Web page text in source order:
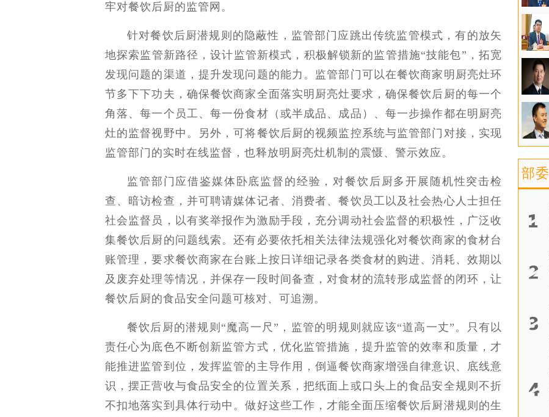
牢对餐饮后厨的监管网。
针对餐饮后厨潜规则的隐蔽性，监管部门应跳出传统监管模式，有的放矢
地探索监管新路径，设计监管新模式，积极解锁新的监管措施“技能包”，拓宽
发现问题的渠道，提升发现问题的能力。监管部门可以在餐饮商家明厨亮灶环
节多下下功夫，确保餐饮商家全面落实明厨亮灶要求，确保餐饮后厨的每一个
角落、每一个员工、每一份食材（或半成品、成品）、每一步操作都在明厨亮
灶的监督视野中。另外，可将餐饮后厨的视频监控系统与监管部门对接，实现
监管部门的实时在线监督，也释放明厨亮灶机制的震慑、警示效应。
监管部门应借鉴媒体卧底监督的经验，对餐饮后厨多开展随机性突击检
查、暗访检查，并可聘请媒体记者、消费者、餐饮员工以及社会热心人士担任
社会监督员，以有奖举报作为激励手段，充分调动社会监督的积极性，广泛收
集餐饮后厨的问题线索。还有必要依托相关法律法规强化对餐饮商家的食材台
账管理，要求餐饮商家在台账上按日详细记录各类食材的购进、消耗、效期以
及废弃处理等情况，并保存一段时间备查，对食材的流转形成监督的闭环，让
餐饮后厨的食品安全问题可核对、可追溯。
餐饮后厨的潜规则“魔高一尺”，监管的明规则就应该“道高一丈”。只有以
责任心为底色不断创新监管方式，优化监管措施，提升监管的效率和质量，才
能推进监管到位，发挥监管的主导作用，倒逼餐饮商家增强自律意识、底线意
识，摆正营收与食品安全的位置关系，把纸面上或口头上的食品安全规则不折
不扣地落实到具体行动中。做好这些工作，才能全面压缩餐饮后厨潜规则的生
部委